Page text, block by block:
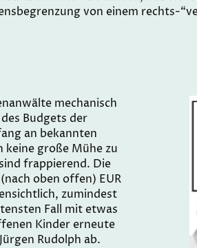
von einem rechts-
mechanisch
Budgets der
an bekannten
große Mühe zu
frappierend. Die
oben offen) EUR
zumindest
Fall mit etwas
Kinder erneute
Rudolph ab.